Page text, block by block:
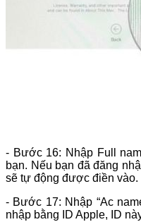
- Bước 16: Nhập Full
bạn. Nếu bạn đã đăng
sẽ tự động được điền vào.
- Bước 17: Nhập “Ac
nhập bằng ID Apple, ID